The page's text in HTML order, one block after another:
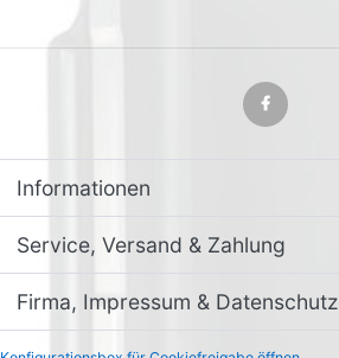
Informationen
Service, Versand & Zahlung
Firma, Impressum & Datenschutz